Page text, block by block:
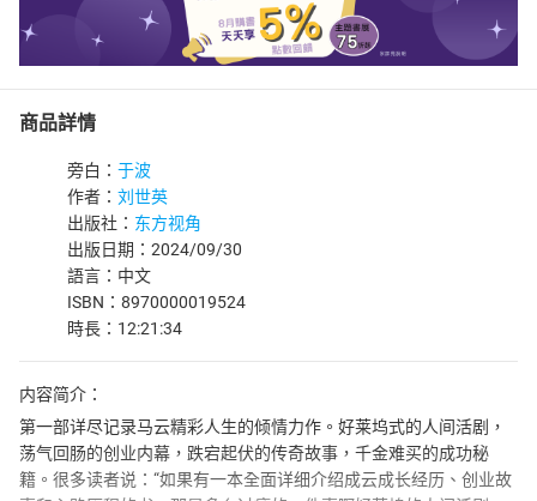
商品詳情
旁白： 于波
作者： 刘世英
出版社： 东方视角
出版日期：2024/09/30
語言：中文
ISBN：8970000019524
時長：12:21:34
内容简介：
第一部详尽记录马云精彩人生的倾情力作。好莱坞式的人间活剧，
荡气回肠的创业内幕，跌宕起伏的传奇故事，千金难买的成功秘
籍。很多读者说：“如果有一本全面详细介绍成云成长经历、创业故